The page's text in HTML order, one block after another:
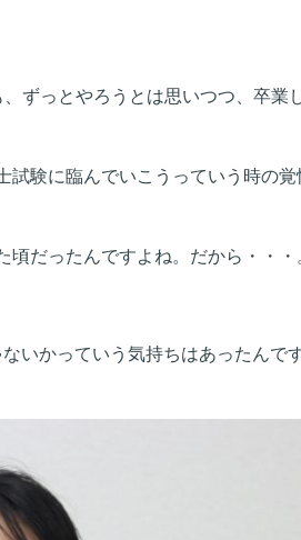
ずっとやろうとは思いつつ、卒業
試験に臨んでいこうっていう時の
だったんですよね。だから・・・
いかっていう気持ちはあったんで